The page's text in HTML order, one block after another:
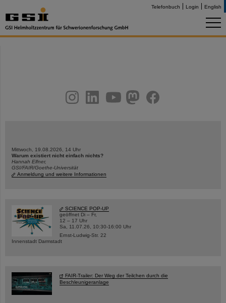
Telefonbuch Login English
youtubehelmholtz.socialfacebook
Mittwoch, 19.08.2026, 14 Uhr
Warum existiert nicht einfach nichts?
Hannah Elfner,
GSI/FAIR/Goethe-Universität
Anmeldung und weitere Informationen
SCIENCE POP-UP
geöffnet Di – Fr,
12 – 17 Uhr
Sa, 11.07.26, 10:30-16:00 Uhr
Ernst-Ludwig-Str. 22
Innenstadt Darmstadt
FAIR-Trailer: Der Weg der Teilchen durch die
Beschleunigeranlage